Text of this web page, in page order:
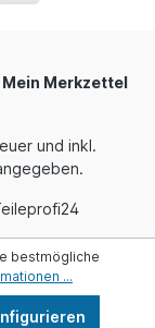
Mein Merkzettel
und inkl.
bestmögliche
...